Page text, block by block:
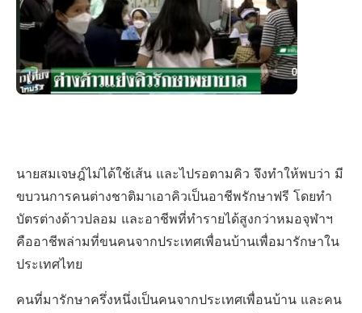
นายสมเจษฎ์ไม่ได้ใช้เส้น และไปรอตามคิว จึงทำให้พบว่า มี
ขบวนการคนต่างชาติมาเอาคิวเป็นอาชีพรักษาฟรี โดยทำ
บัตรต่างด้าวปลอม และอาชีพที่ทำรายได้สูงกว่าหมอจุฬาฯ
คืออาชีพล่ามที่ขนคนจากประเทศเพื่อนบ้านเพื่อมารักษาใน
ประเทศไทย
คนที่มารักษาครึ่งหนึ่งเป็นคนจากประเทศเพื่อนบ้าน และคน